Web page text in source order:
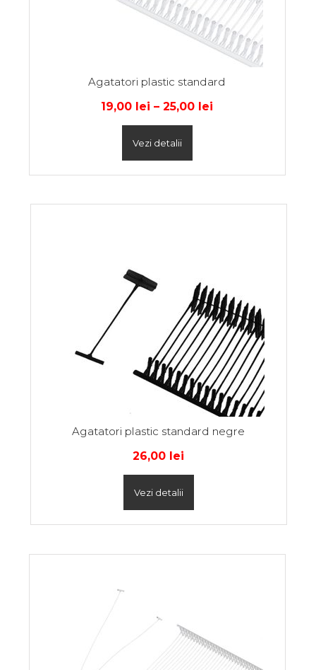
Agatatori plastic standard
19,00 lei – 25,00 lei
Vezi detalii
Agatatori plastic standard negre
26,00 lei
Vezi detalii